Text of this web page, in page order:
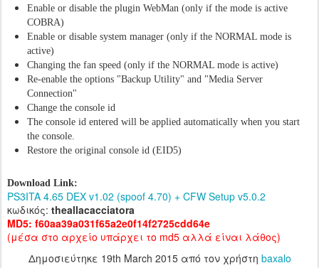
Enable or disable the plugin WebMan (only if the mode is active
COBRA)
Enable or disable system manager (only if the NORMAL mode is
active)
Changing the fan speed (only if the NORMAL mode is active)
Re-enable the options "Backup Utility" and "Media Server
Connection"
Change the console id
The console id entered will be applied automatically when you start
the console.
Restore the original console id (EID5)
Download Link:
PS3ITA 4.65 DEX v1.02 (spoof 4.70) + CFW Setup v5.0.2
κωδικός: theallacacciatora
MD5: f60aa39a031f65a2e0f14f2725cdd64e
(μέσα στο αρχείο υπάρχει το md5 αλλά είναι λάθος)
Δημοσιεύτηκε 19th March 2015από τον χρήστη baxalo